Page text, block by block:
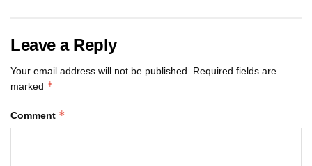
Leave a Reply
Your email address will not be published. Required fields are
marked *
Comment *